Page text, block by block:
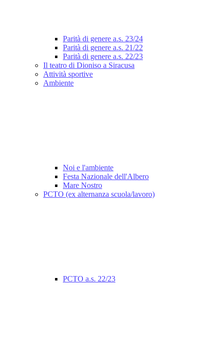
Parità di genere a.s. 23/24
Parità di genere a.s. 21/22
Parità di genere a.s. 22/23
Il teatro di Dioniso a Siracusa
Attività sportive
Ambiente
Noi e l'ambiente
Festa Nazionale dell'Albero
Mare Nostro
PCTO (ex alternanza scuola/lavoro)
PCTO a.s. 22/23